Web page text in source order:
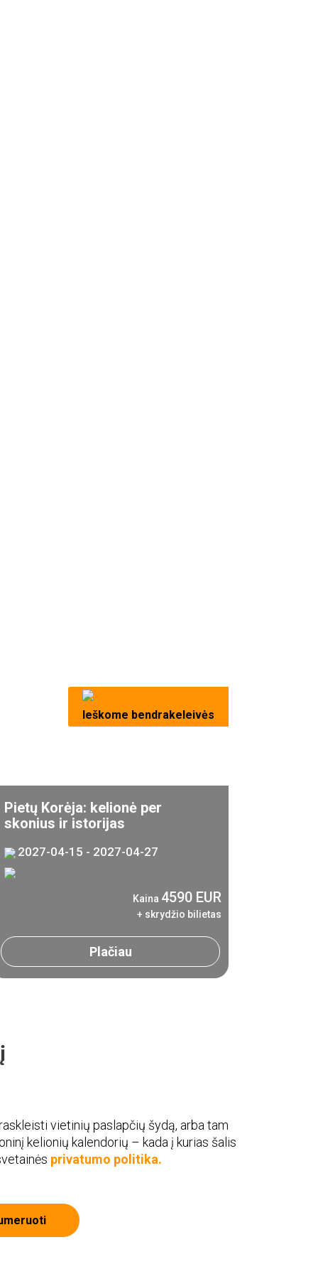
Ieškome bendrakeleivės
Pietų Korėja: kelionė per
skonius ir istorijas
2027-04-15 - 2027-04-27
Kaina 4590 EUR
+ skrydžio bilietas
Plačiau
vietinių paslapčių šydą, arba tam
kelionių kalendorių – kada į kurias šalis
privatumo politika.